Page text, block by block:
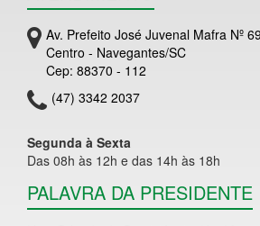
Av. Prefeito José Juvenal Mafra Nº
Centro - Navegantes/SC
Cep: 88370 - 112
(47) 3342 2037
Segunda à Sexta
Das 08h às 12h e das 14h às 18h
PALAVRA DA PRESIDENTE